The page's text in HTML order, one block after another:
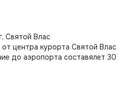
Святой Влас
центра курорта Святой Влас
до аэропорта составялет 30